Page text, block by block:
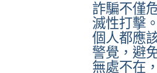
詐騙不僅
滅性打擊
個人都應
警覺，避
無處不在